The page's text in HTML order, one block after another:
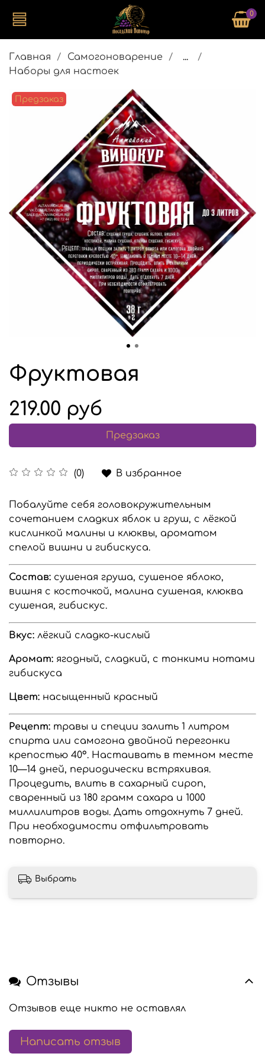
0
Главная Самогоноварение
...
Наборы для настоек
Предзаказ
Фруктовая
(0) В избранное
219.00 руб
Предзаказ
Побалуйте себя головокружительным
сочетанием сладких яблок и груш, с лёгкой
кислинкой малины и клюквы, ароматом
спелой вишни и гибискуса.
Состав: сушеная груша, сушеное яблоко,
вишня с косточкой, малина сушеная, клюква
сушеная, гибискус.
Вкус: лёгкий сладко-кислый
Аромат: ягодный, сладкий, с тонкими нотами
гибискуса
Цвет: насыщенный красный
Рецепт: травы и специи залить 1 литром
спирта или самогона двойной перегонки
крепостью 40°. Настаивать в темном месте
10—14 дней, периодически встряхивая.
Процедить, влить в сахарный сироп,
сваренный из 180 грамм сахара и 1000
миллилитров воды. Дать отдохнуть 7 дней.
При необходимости отфильтровать
повторно.
Выбрать
Отзывы
Отзывов еще никто не оставлял
Написать отзыв